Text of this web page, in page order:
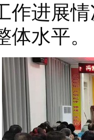
作进展
体水平。